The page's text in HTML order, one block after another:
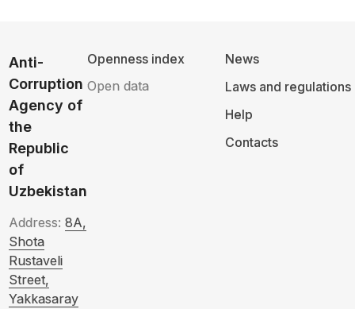
Anti-
Corruption
Agency of
the
Republic
of
Uzbekistan
Address: 8A,
Shota
Rustaveli
Street,
Yakkasaray
Openness index
Open data
News
Laws and regulations
Help
Contacts